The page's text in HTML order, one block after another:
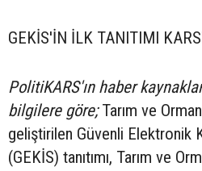
GEKİS'İN İLK TANITIMI
PolitiKARS'ın haber
bilgilere göre;Tarım ve
geliştirilen Güvenli Elektronik
(GEKİS) tanıtımı, Tarım ve